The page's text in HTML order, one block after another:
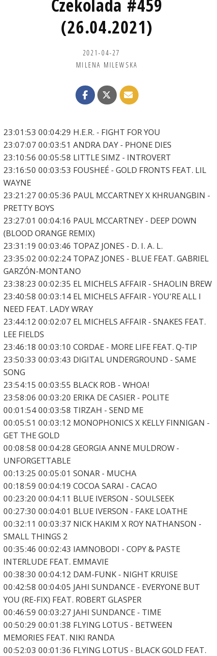
Czekolada #459
(26.04.2021)
2021-04-27
MILENA MILEWSKA
23:01:53 00:04:29 H.E.R. - FIGHT FOR YOU
23:07:07 00:03:51 ANDRA DAY - PHONE DIES
23:10:56 00:05:58 LITTLE SIMZ - INTROVERT
23:16:50 00:03:53 FOUSHEÉ - GOLD FRONTS FEAT. LIL
WAYNE
23:21:27 00:05:36 PAUL MCCARTNEY X KHRUANGBIN -
PRETTY BOYS
23:27:01 00:04:16 PAUL MCCARTNEY - DEEP DOWN
(BLOOD ORANGE REMIX)
23:31:19 00:03:46 TOPAZ JONES - D. I. A. L.
23:35:02 00:02:24 TOPAZ JONES - BLUE FEAT. GABRIEL
GARZÓN-MONTANO
23:38:23 00:02:35 EL MICHELS AFFAIR - SHAOLIN BREW
23:40:58 00:03:14 EL MICHELS AFFAIR - YOU'RE ALL I
NEED FEAT. LADY WRAY
23:44:12 00:02:07 EL MICHELS AFFAIR - SNAKES FEAT.
LEE FIELDS
23:46:18 00:03:10 CORDAE - MORE LIFE FEAT. Q-TIP
23:50:33 00:03:43 DIGITAL UNDERGROUND - SAME
SONG
23:54:15 00:03:55 BLACK ROB - WHOA!
23:58:06 00:03:20 ERIKA DE CASIER - POLITE
00:01:54 00:03:58 TIRZAH - SEND ME
00:05:51 00:03:12 MONOPHONICS X KELLY FINNIGAN -
GET THE GOLD
00:08:58 00:04:28 GEORGIA ANNE MULDROW -
UNFORGETTABLE
00:13:25 00:05:01 SONAR - MUCHA
00:18:59 00:04:19 COCOA SARAI - CACAO
00:23:20 00:04:11 BLUE IVERSON - SOULSEEK
00:27:30 00:04:01 BLUE IVERSON - FAKE LOATHE
00:32:11 00:03:37 NICK HAKIM X ROY NATHANSON -
SMALL THINGS 2
00:35:46 00:02:43 IAMNOBODI - COPY & PASTE
INTERLUDE FEAT. EMMAVIE
00:38:30 00:04:12 DAM-FUNK - NIGHT KRUISE
00:42:58 00:04:05 JAHI SUNDANCE - EVERYONE BUT
YOU (RE-FIX) FEAT. ROBERT GLASPER
00:46:59 00:03:27 JAHI SUNDANCE - TIME
00:50:29 00:01:38 FLYING LOTUS - BETWEEN
MEMORIES FEAT. NIKI RANDA
00:52:03 00:01:36 FLYING LOTUS - BLACK GOLD FEAT.